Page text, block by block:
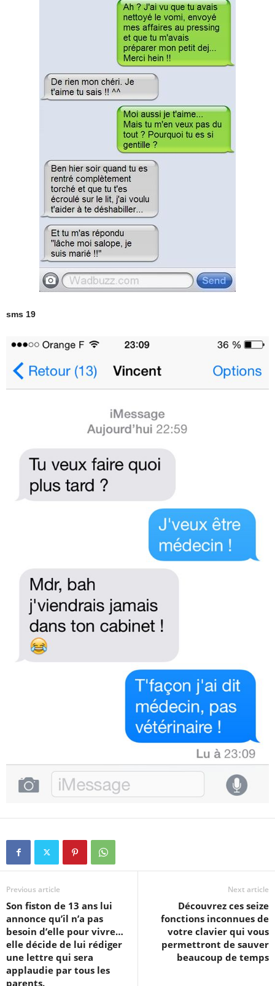
sms 19
Previous article
Son fiston de 13 ans lui
annonce qu’il n’a pas
besoin d’elle pour vivre…
elle décide de lui rédiger
une lettre qui sera
applaudie par tous les
parents.
Next article
Découvrez ces seize
fonctions inconnues de
votre clavier qui vous
permettront de sauver
beaucoup de temps